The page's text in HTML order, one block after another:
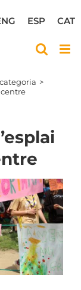
CAT
ESP
centre